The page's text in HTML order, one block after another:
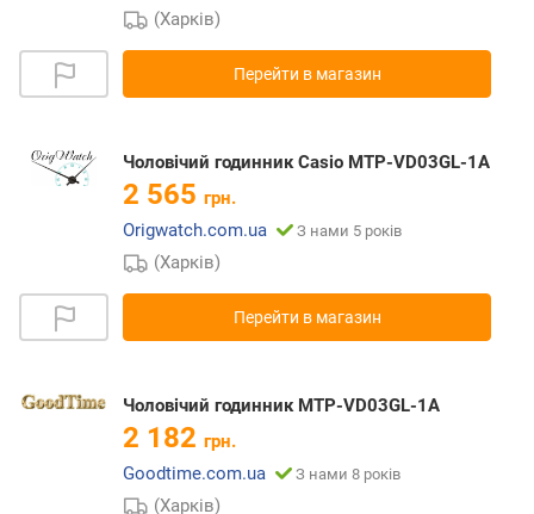
(Харків)
Перейти в магазин
Чоловічий годинник Casio MTP-VD03GL-1A
2 565 грн.
Origwatch.com.ua
З нами 5 років
(Харків)
Перейти в магазин
Чоловічий годинник MTP-VD03GL-1A
2 182 грн.
Goodtime.com.ua
З нами 8 років
(Харків)